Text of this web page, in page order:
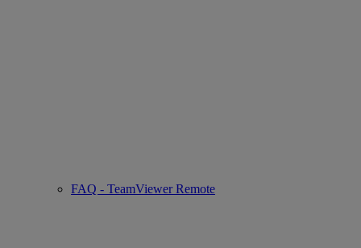
FAQ - TeamViewer Remote